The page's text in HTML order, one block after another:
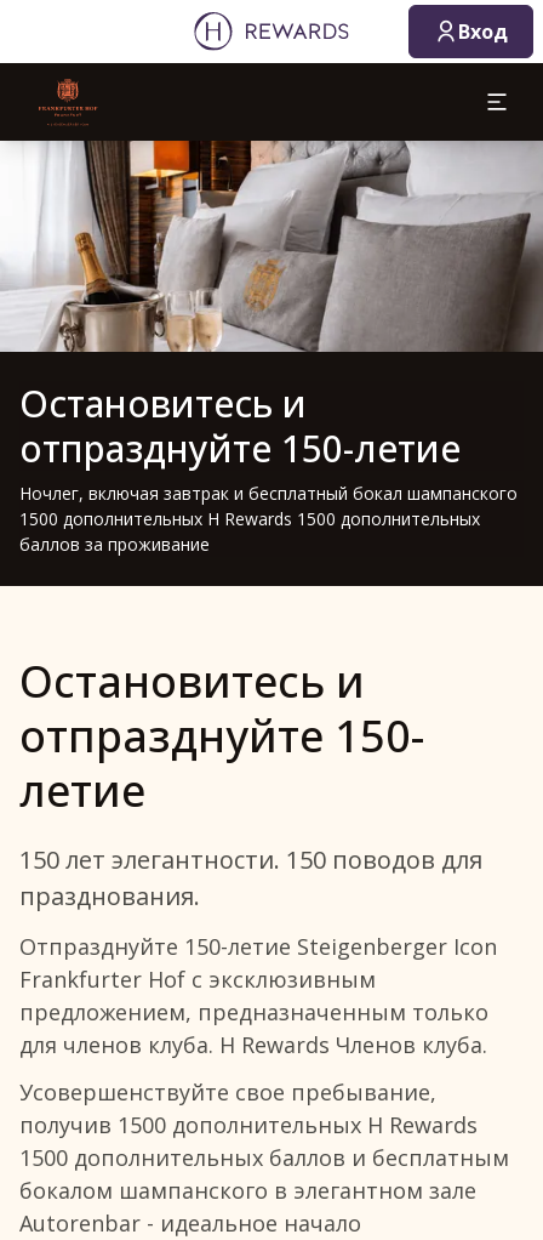
Вход
Слайд 1 из 1
Остановитесь и
отпразднуйте 150-летие
Ночлег, включая завтрак и бесплатный бокал шампанского
1500 дополнительных H Rewards 1500 дополнительных
баллов за проживание
Остановитесь и
отпразднуйте 150-
летие
150 лет элегантности. 150 поводов для
празднования.
Отпразднуйте 150-летие Steigenberger Icon
Frankfurter Hof с эксклюзивным
предложением, предназначенным только
для членов клуба. H Rewards Членов клуба.
Усовершенствуйте свое пребывание,
получив 1500 дополнительных H Rewards
1500 дополнительных баллов и бесплатным
бокалом шампанского в элегантном зале
Autorenbar - идеальное начало